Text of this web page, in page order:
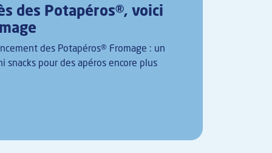
des Potapéros®, voici
des Potapéros® Fromage : un
pour des apéros encore plus